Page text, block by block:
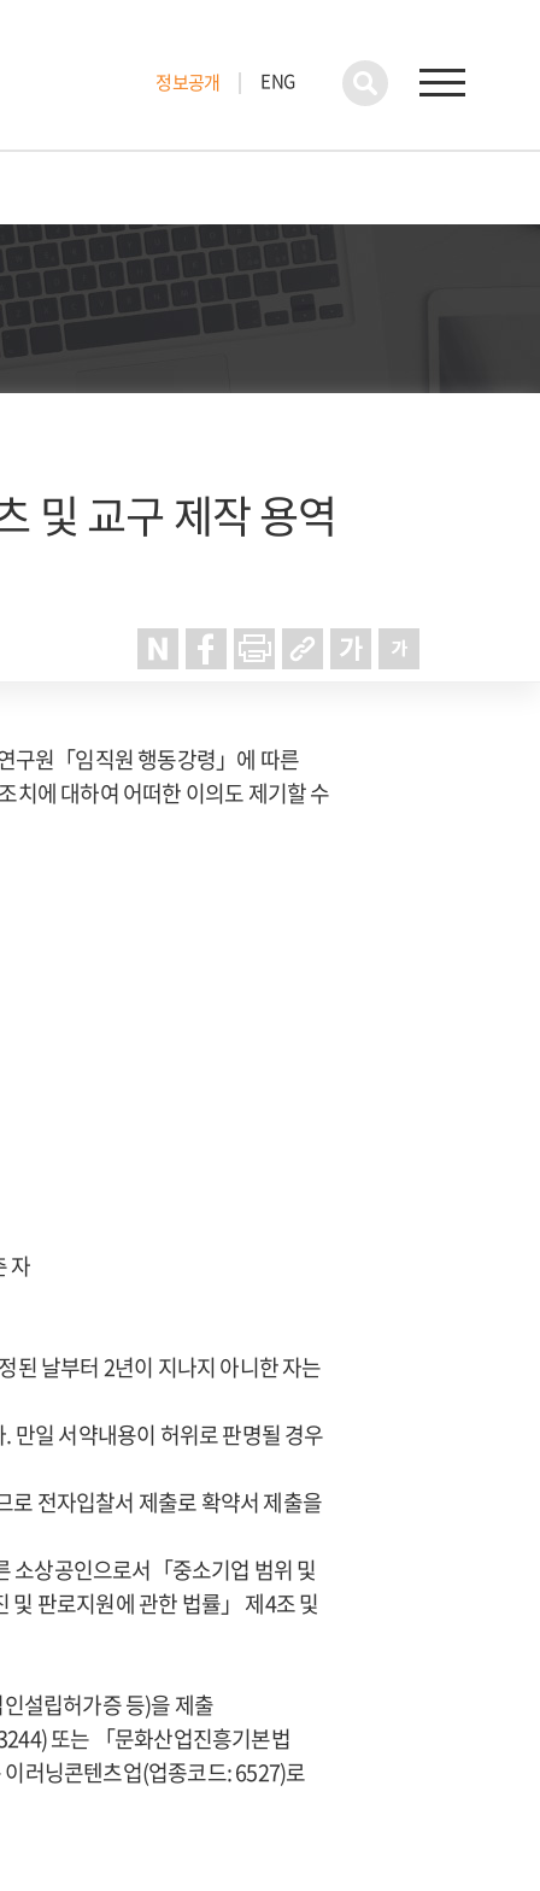
정보공개 ENG
및 교구 제작 용역
구원「임직원 행동강령」에 따른
치에 대하여 어떠한 이의도 제기할 수
자
된 날부터 2년이 지나지 아니한 자는
일 서약내용이 허위로 판명될 경우
전자입찰서 제출로 확약서 제출을
소상공인으로서「중소기업 범위 및
및 판로지원에 관한 법률」 제4조 및
설립허가증 등)을 제출
또는 「문화산업진흥기본법
러닝콘텐츠업(업종코드: 6527)로